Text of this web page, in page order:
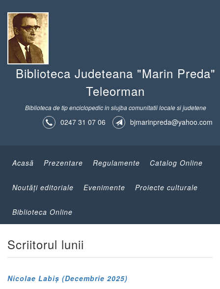
Biblioteca Judeteana "Marin Preda"
Teleorman
Biblioteca de tip enciclopedic in slujba comunitatii locale si judetene
0247 31 07 06 bjmarinpreda@yahoo.com
Acasă Prezentare Regulamente Catalog Online
Noutăţi editoriale Evenimente Proiecte culturale
Biblioteca Online
Scriitorul lunii
Nicolae Labiș (Decembrie 2025)